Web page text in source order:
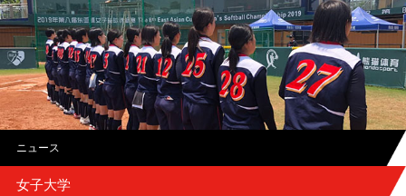
ニュース
女子大学